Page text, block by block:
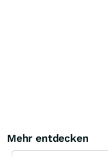
Mehr entdecken